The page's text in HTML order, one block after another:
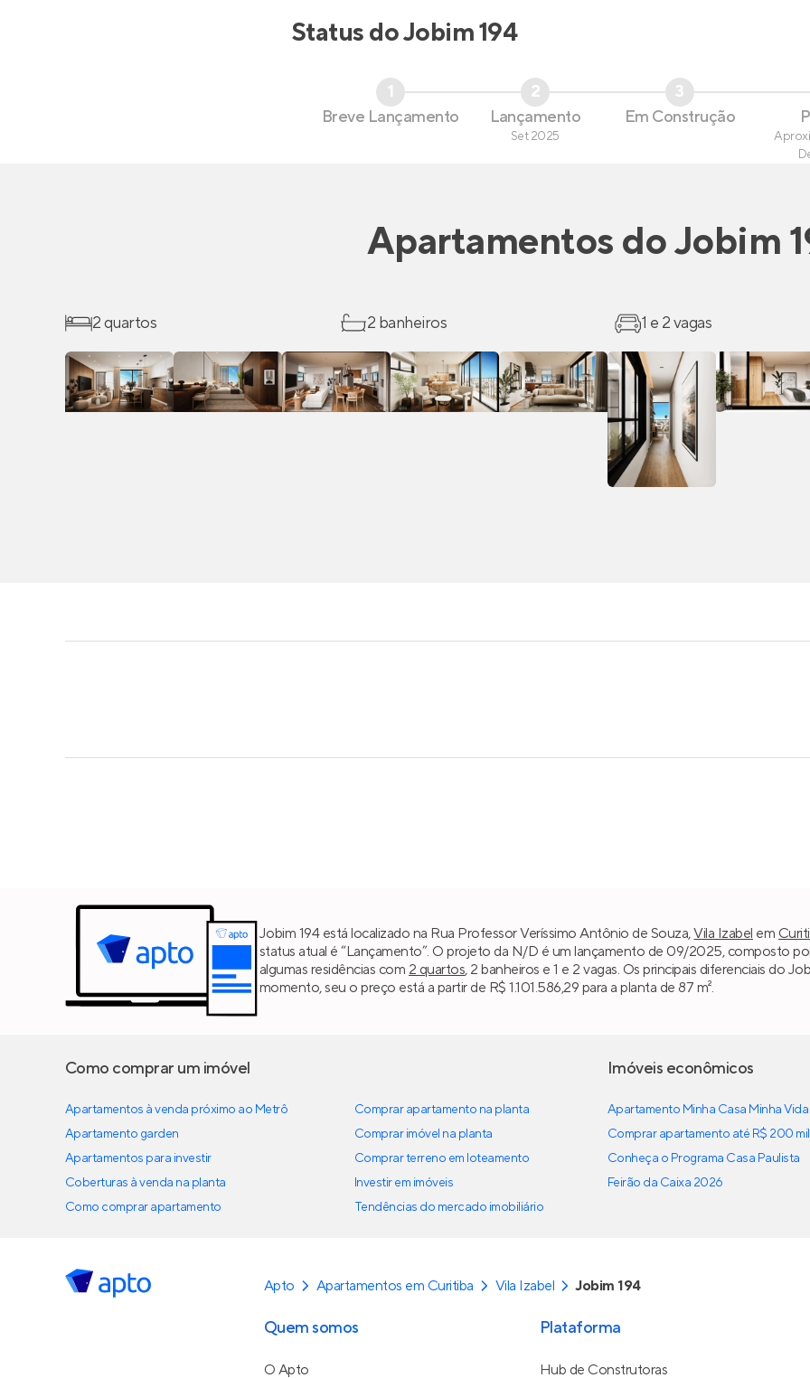
Status doJobim 194
1
Breve Lançamento
2
Lançamento
Set 2025
3
Em Construção
Apartamentos doJobim
2 quartos 2 banheiros 1 e 2 vagas
Jobim 194 está localizado na Rua Professor Veríssimo Antônio de Souza,Vila Izabel em
status atual é “Lançamento”. O projeto da N/D é um lançamento de 09/2025, composto
algumas residências com 2 quartos, 2 banheiros e 1 e 2 vagas. Os principais diferenciais do
momento, seu o preço está a partir de R$ 1.101.586,29 para a planta de 87 m².
Como comprar um imóvel
Apartamentos à venda próximo ao Metrô
Apartamento garden
Apartamentos para investir
Coberturas à venda na planta
Como comprar apartamento
Comprar apartamento na planta
Comprar imóvel na planta
Comprar terreno em loteamento
Investir em imóveis
Tendências do mercado imobiliário
Imóveis econômicos
Apartamento Minha Casa Minha Vida
Comprar apartamento até R$ 200 mil
Conheça o Programa Casa Paulista
Feirão da Caixa 2026
Apto Apartamentos em Curitiba Vila Izabel Jobim 194
Quem somos
O Apto
Plataforma
Hub de Construtoras